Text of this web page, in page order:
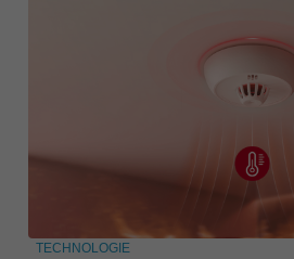
TECHNOLOGIE